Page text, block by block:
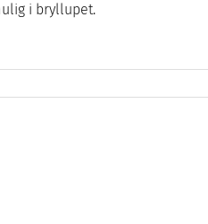
i bryllupet.